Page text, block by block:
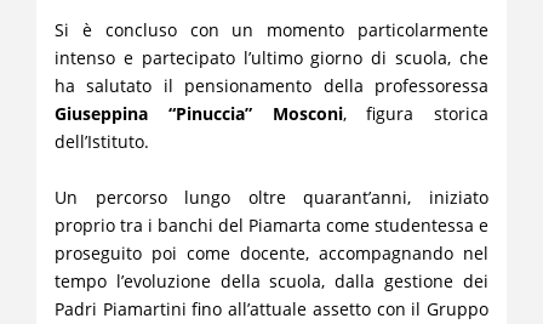
Si è concluso con un momento particolarmente
intenso e partecipato l’ultimo giorno di scuola, che
ha salutato il pensionamento della professoressa
Giuseppina “Pinuccia” Mosconi, figura storica
dell’Istituto.
Un percorso lungo oltre quarant’anni, iniziato
proprio tra i banchi del Piamarta come studentessa e
proseguito poi come docente, accompagnando nel
tempo l’evoluzione della scuola, dalla gestione dei
Padri Piamartini fino all’attuale assetto con il Gruppo